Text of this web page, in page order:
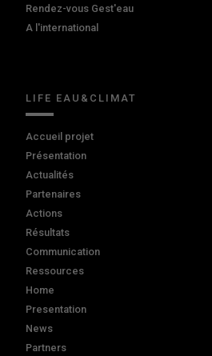
Rendez-vous Gest'eau
A l'international
LIFE EAU&CLIMAT
Accueil projet
Présentation
Actualités
Partenaires
Actions
Résultats
Communication
Ressources
Home
Presentation
News
Partners